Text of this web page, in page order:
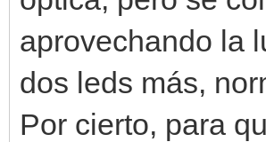
aprovechando la
dos leds más,
Por cierto, para